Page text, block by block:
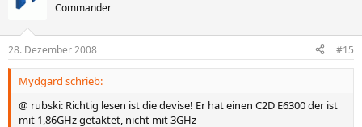
Commander
28. Dezember 2008 #15
Mydgard schrieb:
@ rubski: Richtig lesen ist die devise! Er hat einen C2D E6300 der ist
mit 1,86GHz getaktet, nicht mit 3GHz